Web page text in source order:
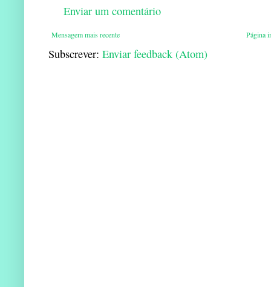
Enviar um comentário
Mensagem mais recente Página
Subscrever: Enviar feedback (Atom)